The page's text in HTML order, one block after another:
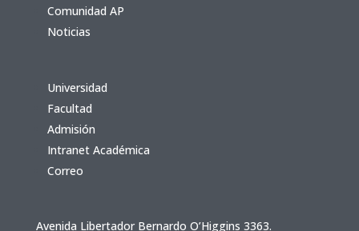
Comunidad AP
Noticias
Universidad
Facultad
Admisión
Intranet Académica
Correo
Avenida Libertador Bernardo O’Higgins 3363.